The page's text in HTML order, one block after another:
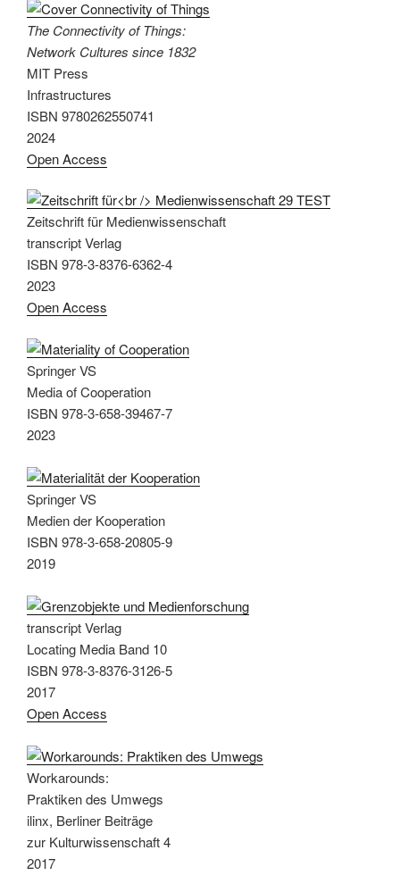
The Connectivity of Things:
Network Cultures since 1832
MIT Press
Infrastructures
ISBN 9780262550741
2024
Open Access
Zeitschrift für Medienwissenschaft
transcript Verlag
ISBN 978-3-8376-6362-4
2023
Open Access
Springer VS
Media of Cooperation
ISBN 978-3-658-39467-7
2023
Springer VS
Medien der Kooperation
ISBN 978-3-658-20805-9
2019
transcript Verlag
Locating Media Band 10
ISBN 978-3-8376-3126-5
2017
Open Access
Workarounds:
Praktiken des Umwegs
ilinx, Berliner Beiträge
zur Kulturwissenschaft 4
2017